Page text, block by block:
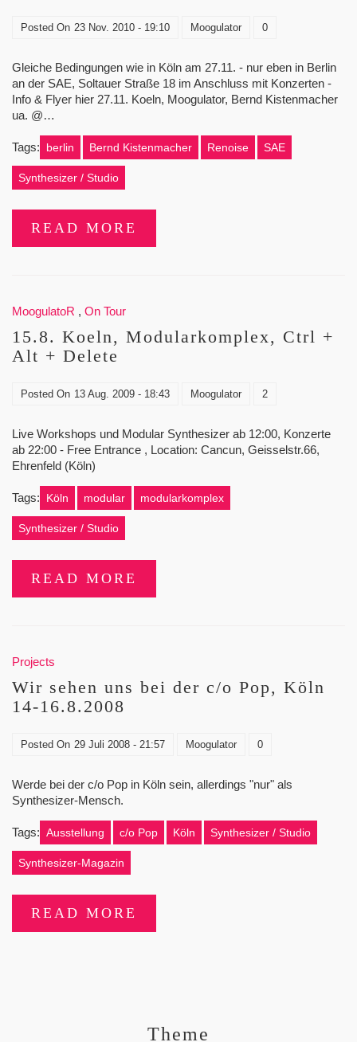
Posted On 23 Nov. 2010 - 19:10 Moogulator 0
Gleiche Bedingungen wie in Köln am 27.11. - nur eben in Berlin
an der SAE, Soltauer Straße 18 im Anschluss mit Konzerten -
Info & Flyer hier 27.11. Koeln, Moogulator, Bernd Kistenmacher
ua. @…
Tags: berlin Bernd Kistenmacher Renoise SAE
Synthesizer / Studio
READ MORE
MoogulatoR , On Tour
15.8. Koeln, Modularkomplex, Ctrl +
Alt + Delete
Posted On 13 Aug. 2009 - 18:43 Moogulator 2
Live Workshops und Modular Synthesizer ab 12:00, Konzerte
ab 22:00 - Free Entrance , Location: Cancun, Geisselstr.66,
Ehrenfeld (Köln)
Tags: Köln modular modularkomplex
Synthesizer / Studio
READ MORE
Projects
Wir sehen uns bei der c/o Pop, Köln
14-16.8.2008
Posted On 29 Juli 2008 - 21:57 Moogulator 0
Werde bei der c/o Pop in Köln sein, allerdings "nur" als
Synthesizer-Mensch.
Tags: Ausstellung c/o Pop Köln Synthesizer / Studio
Synthesizer-Magazin
READ MORE
Theme